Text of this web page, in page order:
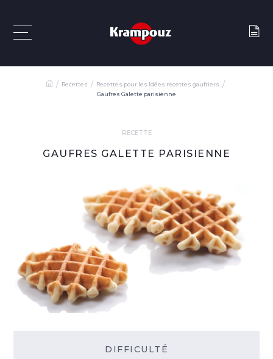
Recettes
Recettes pour les Idées recettes gaufriers
Gaufres Galette parisienne
RECETTE
GAUFRES GALETTE PARISIENNE
DIFFICULTÉ